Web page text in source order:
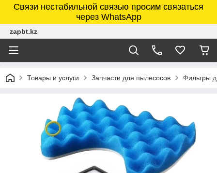
Связи нестабильной связью просим связаться
через WhatsApp
zapbt.kz
Товары и услуги Запчасти для пылесосов Фильтры